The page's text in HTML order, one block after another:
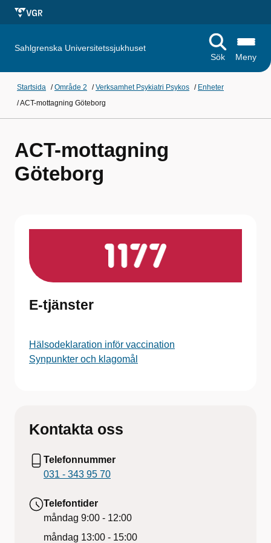
Sahlgrenska Universitetssjukhuset
Sök
Meny
Startsida /Område 2 /Verksamhet Psykiatri Psykos / Enheter
/ACT-mottagning Göteborg
ACT-mottagning
Göteborg
E-tjänster
Hälsodeklaration inför vaccination
Synpunkter och klagomål
Kontakta oss
Telefonnummer
031 - 343 95 70
Telefontider
måndag 9:00 - 12:00
måndag 13:00 - 15:00